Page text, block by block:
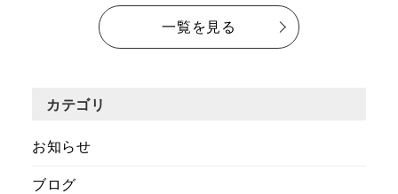
一覧を見る
カテゴリ
お知らせ
ブログ